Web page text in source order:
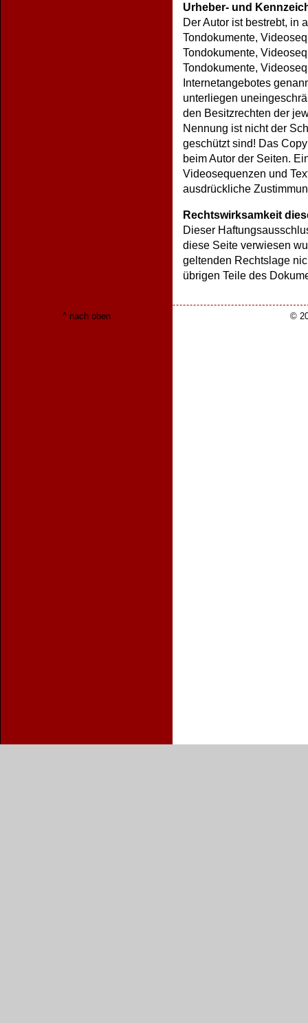
Urheber- und
Der Autor ist bestrebt, in
Tondokumente,
Tondokumente,
Tondokumente,
Internetangebotes
unterliegen
den Besitzrechten der
Nennung ist nicht der
geschützt sind! Das
beim Autor der Seiten.
Videosequenzen und
ausdrückliche
Rechtswirksamkeit
Dieser
diese Seite verwiesen
geltenden Rechtslage
übrigen Teile des
^ nach oben ©